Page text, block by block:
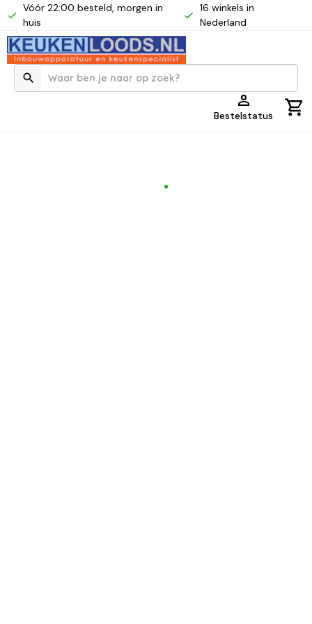
Vóór 22:00 besteld, morgen in
huis
16 winkels in
Nederland
Bestelstatus